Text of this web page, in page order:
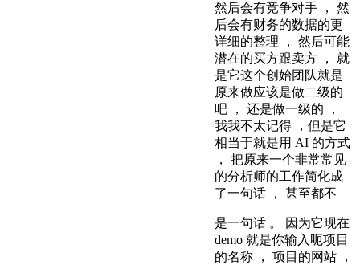
然后会有竞争对手 ， 然
后会有财务的数据的更
详细的整理 ， 然后可能
潜在的买方跟卖方 ， 就
是它这个创始团队就是
原来做应该是做二级的
吧 ， 还是做一级的 ，
我我不太记得 ，但是它
相当于就是用 AI 的方式
， 把原来一个非常常见
的分析师的工作简化成
了一句话 ， 甚至都不
是一句话 。 因为它现在
demo 就是你输入呃项目
的名称 ， 项目的网站 ，